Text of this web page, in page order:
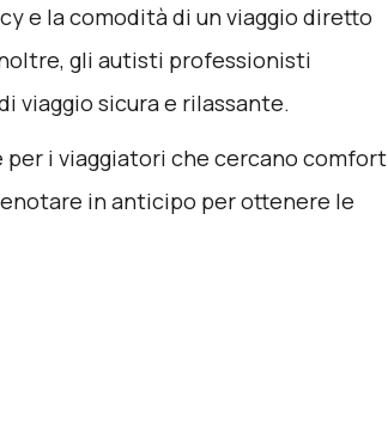
e la comodità di un viaggio diretto
gli autisti professionisti
viaggio sicura e rilassante.
per i viaggiatori che cercano comfort
in anticipo per ottenere le